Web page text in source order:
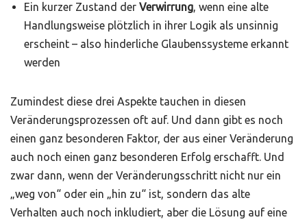
Ein kurzer Zustand der Verwirrung, wenn eine alte
Handlungsweise plötzlich in ihrer Logik als unsinnig
erscheint – also hinderliche Glaubenssysteme erkannt
werden
Zumindest diese drei Aspekte tauchen in diesen
Veränderungsprozessen oft auf. Und dann gibt es noch
einen ganz besonderen Faktor, der aus einer Veränderung
auch noch einen ganz besonderen Erfolg erschafft. Und
zwar dann, wenn der Veränderungsschritt nicht nur ein
„weg von“ oder ein „hin zu“ ist, sondern das alte
Verhalten auch noch inkludiert, aber die Lösung auf eine